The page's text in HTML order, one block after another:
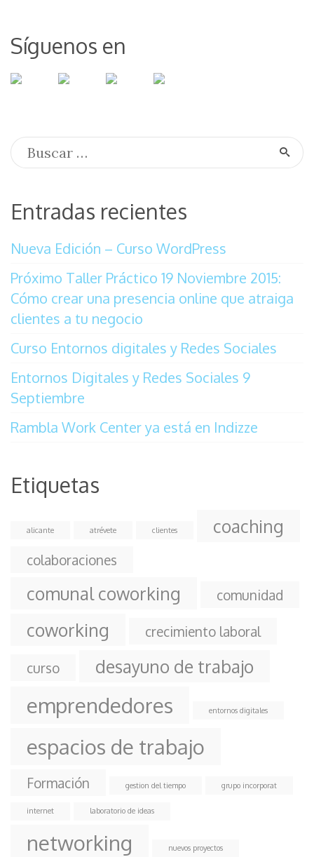
Síguenos en
Entradas recientes
Nueva Edición – Curso WordPress
Próximo Taller Práctico 19 Noviembre 2015:
Cómo crear una presencia online que atraiga
clientes a tu negocio
Curso Entornos digitales y Redes Sociales
Entornos Digitales y Redes Sociales 9
Septiembre
Rambla Work Center ya está en Indizze
Etiquetas
alicante atrévete clientes coaching
colaboraciones
comunal coworking comunidad
coworking crecimiento laboral
curso desayuno de trabajo
emprendedores entornos digitales
espacios de trabajo
Formación gestion del tiempo grupo incorporat
internet laboratorio de ideas
networking nuevos proyectos